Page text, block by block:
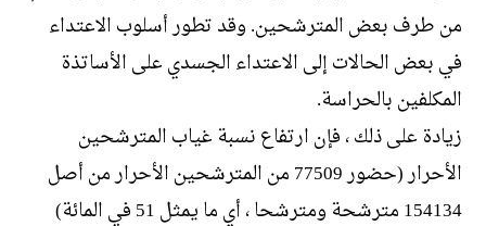
من طرف بعض المترشحين. وقد تطور أسلوب الاعتداء
في بعض الحالات إلى الاعتداء الجسدي على الأساتذة
المكلفين بالحراسة.
زيادة على ذلك ، فإن ارتفاع نسبة غياب المترشحين
الأحرار (حضور 77509 من المترشحين الأحرار من أصل
154134 مترشحة ومترشحا ، أي ما يمثل 51 في المائة)